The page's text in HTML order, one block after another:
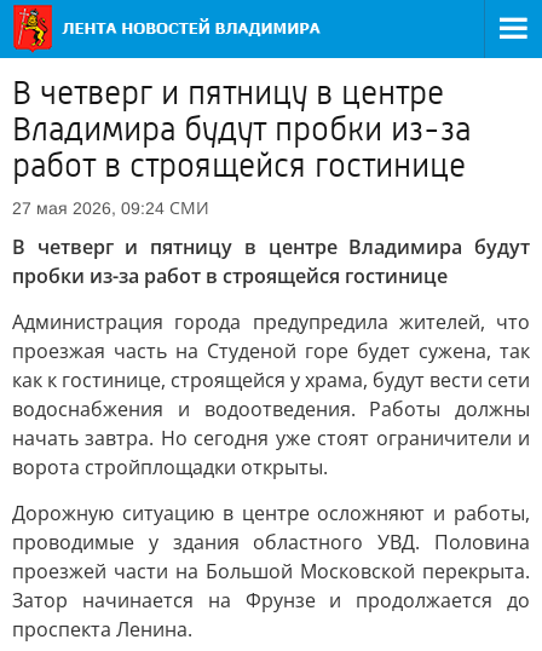
В четверг и пятницу в центре
Владимира будут пробки из-за
работ в строящейся гостинице
27 мая 2026, 09:24 СМИ
В четверг и пятницу в центре Владимира будут
пробки из-за работ в строящейся гостинице
Администрация города предупредила жителей, что
проезжая часть на Студеной горе будет сужена, так
как к гостинице, строящейся у храма, будут вести сети
водоснабжения и водоотведения. Работы должны
начать завтра. Но сегодня уже стоят ограничители и
ворота стройплощадки открыты.
Дорожную ситуацию в центре осложняют и работы,
проводимые у здания областного УВД. Половина
проезжей части на Большой Московской перекрыта.
Затор начинается на Фрунзе и продолжается до
проспекта Ленина.